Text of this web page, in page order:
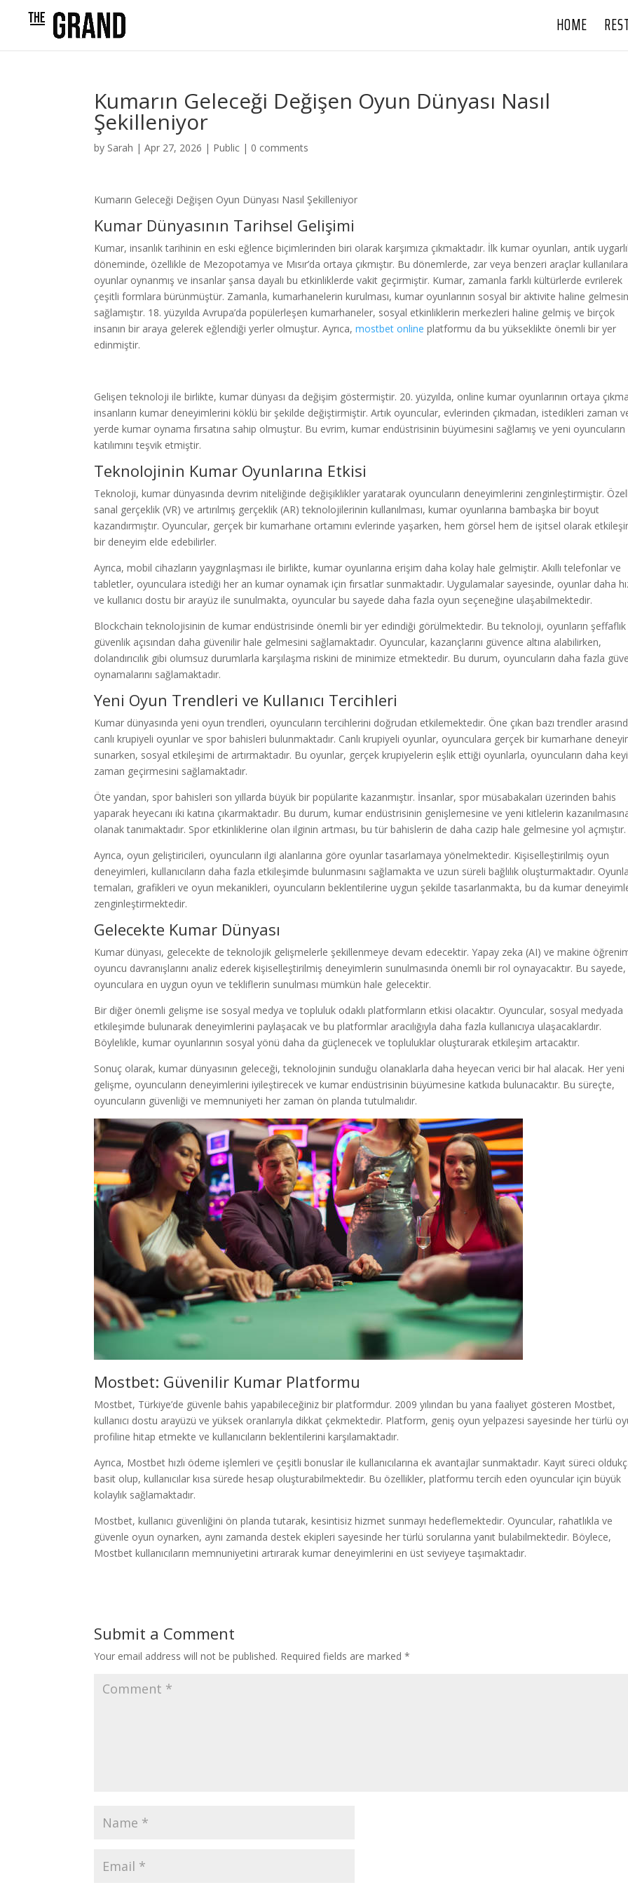
HOME
Kumarın Geleceği Değişen Oyun Dünyası Nasıl
Şekilleniyor
by Sarah |Apr 27, 2026 | Public | 0 comments
Kumarın Geleceği Değişen Oyun Dünyası Nasıl Şekilleniyor
Kumar Dünyasının Tarihsel Gelişimi
Kumar, insanlık tarihinin en eski eğlence biçimlerinden biri olarak karşımıza çıkmaktadır. İlk kumar oyunları, antik
döneminde, özellikle de Mezopotamya ve Mısır’da ortaya çıkmıştır. Bu dönemlerde, zar veya benzeri araçlar
oyunlar oynanmış ve insanlar şansa dayalı bu etkinliklerde vakit geçirmiştir. Kumar, zamanla farklı kültürlerde evrilerek
çeşitli formlara bürünmüştür. Zamanla, kumarhanelerin kurulması, kumar oyunlarının sosyal bir aktivite haline
sağlamıştır. 18. yüzyılda Avrupa’da popülerleşen kumarhaneler, sosyal etkinliklerin merkezleri haline gelmiş ve birçok
insanın bir araya gelerek eğlendiği yerler olmuştur. Ayrıca,mostbet online platformu da bu yükseklikte önemli bir yer
edinmiştir.
Gelişen teknoloji ile birlikte, kumar dünyası da değişim göstermiştir. 20. yüzyılda, online kumar oyunlarının ortaya
insanların kumar deneyimlerini köklü bir şekilde değiştirmiştir. Artık oyuncular, evlerinden çıkmadan, istedikleri zaman
yerde kumar oynama fırsatına sahip olmuştur. Bu evrim, kumar endüstrisinin büyümesini sağlamış ve yeni oyuncuların
katılımını teşvik etmiştir.
Teknolojinin Kumar Oyunlarına Etkisi
Teknoloji, kumar dünyasında devrim niteliğinde değişiklikler yaratarak oyuncuların deneyimlerini zenginleştirmiştir.
sanal gerçeklik (VR) ve artırılmış gerçeklik (AR) teknolojilerinin kullanılması, kumar oyunlarına bambaşka bir boyut
kazandırmıştır. Oyuncular, gerçek bir kumarhane ortamını evlerinde yaşarken, hem görsel hem de işitsel olarak
bir deneyim elde edebilirler.
Ayrıca, mobil cihazların yaygınlaşması ile birlikte, kumar oyunlarına erişim daha kolay hale gelmiştir. Akıllı telefonlar ve
tabletler, oyunculara istediği her an kumar oynamak için fırsatlar sunmaktadır. Uygulamalar sayesinde, oyunlar daha
ve kullanıcı dostu bir arayüz ile sunulmakta, oyuncular bu sayede daha fazla oyun seçeneğine ulaşabilmektedir.
Blockchain teknolojisinin de kumar endüstrisinde önemli bir yer edindiği görülmektedir. Bu teknoloji, oyunların
güvenlik açısından daha güvenilir hale gelmesini sağlamaktadır. Oyuncular, kazançlarını güvence altına alabilirken,
dolandırıcılık gibi olumsuz durumlarla karşılaşma riskini de minimize etmektedir. Bu durum, oyuncuların daha fazla
oynamalarını sağlamaktadır.
Yeni Oyun Trendleri ve Kullanıcı Tercihleri
Kumar dünyasında yeni oyun trendleri, oyuncuların tercihlerini doğrudan etkilemektedir. Öne çıkan bazı trendler
canlı krupiyeli oyunlar ve spor bahisleri bulunmaktadır. Canlı krupiyeli oyunlar, oyunculara gerçek bir kumarhane
sunarken, sosyal etkileşimi de artırmaktadır. Bu oyunlar, gerçek krupiyelerin eşlik ettiği oyunlarla, oyuncuların daha
zaman geçirmesini sağlamaktadır.
Öte yandan, spor bahisleri son yıllarda büyük bir popülarite kazanmıştır. İnsanlar, spor müsabakaları üzerinden bahis
yaparak heyecanı iki katına çıkarmaktadır. Bu durum, kumar endüstrisinin genişlemesine ve yeni kitlelerin
olanak tanımaktadır. Spor etkinliklerine olan ilginin artması, bu tür bahislerin de daha cazip hale gelmesine yol açmıştır.
Ayrıca, oyun geliştiricileri, oyuncuların ilgi alanlarına göre oyunlar tasarlamaya yönelmektedir. Kişiselleştirilmiş oyun
deneyimleri, kullanıcıların daha fazla etkileşimde bulunmasını sağlamakta ve uzun süreli bağlılık oluşturmaktadır.
temaları, grafikleri ve oyun mekanikleri, oyuncuların beklentilerine uygun şekilde tasarlanmakta, bu da kumar
zenginleştirmektedir.
Gelecekte Kumar Dünyası
Kumar dünyası, gelecekte de teknolojik gelişmelerle şekillenmeye devam edecektir. Yapay zeka (AI) ve makine
oyuncu davranışlarını analiz ederek kişiselleştirilmiş deneyimlerin sunulmasında önemli bir rol oynayacaktır. Bu sayede,
oyunculara en uygun oyun ve tekliflerin sunulması mümkün hale gelecektir.
Bir diğer önemli gelişme ise sosyal medya ve topluluk odaklı platformların etkisi olacaktır. Oyuncular, sosyal medyada
etkileşimde bulunarak deneyimlerini paylaşacak ve bu platformlar aracılığıyla daha fazla kullanıcıya ulaşacaklardır.
Böylelikle, kumar oyunlarının sosyal yönü daha da güçlenecek ve topluluklar oluşturarak etkileşim artacaktır.
Sonuç olarak, kumar dünyasının geleceği, teknolojinin sunduğu olanaklarla daha heyecan verici bir hal alacak. Her yeni
gelişme, oyuncuların deneyimlerini iyileştirecek ve kumar endüstrisinin büyümesine katkıda bulunacaktır. Bu süreçte,
oyuncuların güvenliği ve memnuniyeti her zaman ön planda tutulmalıdır.
Mostbet: Güvenilir Kumar Platformu
Mostbet, Türkiye’de güvenle bahis yapabileceğiniz bir platformdur. 2009 yılından bu yana faaliyet gösteren Mostbet,
kullanıcı dostu arayüzü ve yüksek oranlarıyla dikkat çekmektedir. Platform, geniş oyun yelpazesi sayesinde her türlü
profiline hitap etmekte ve kullanıcıların beklentilerini karşılamaktadır.
Ayrıca, Mostbet hızlı ödeme işlemleri ve çeşitli bonuslar ile kullanıcılarına ek avantajlar sunmaktadır. Kayıt süreci
basit olup, kullanıcılar kısa sürede hesap oluşturabilmektedir. Bu özellikler, platformu tercih eden oyuncular için büyük
kolaylık sağlamaktadır.
Mostbet, kullanıcı güvenliğini ön planda tutarak, kesintisiz hizmet sunmayı hedeflemektedir. Oyuncular, rahatlıkla ve
güvenle oyun oynarken, aynı zamanda destek ekipleri sayesinde her türlü sorularına yanıt bulabilmektedir. Böylece,
Mostbet kullanıcıların memnuniyetini artırarak kumar deneyimlerini en üst seviyeye taşımaktadır.
Submit a Comment
Your email address will not be published. Required fields are marked*